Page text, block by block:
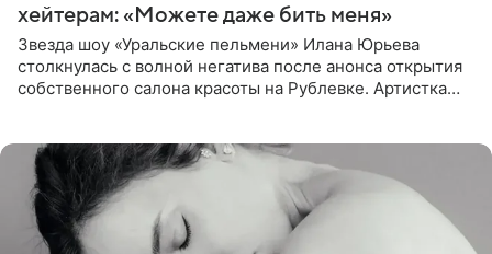
хейтерам: «Можете даже бить меня»
Звезда шоу «Уральские пельмени» Илана Юрьева
столкнулась с волной негатива после анонса открытия
собственного салона красоты на Рублевке. Артистка